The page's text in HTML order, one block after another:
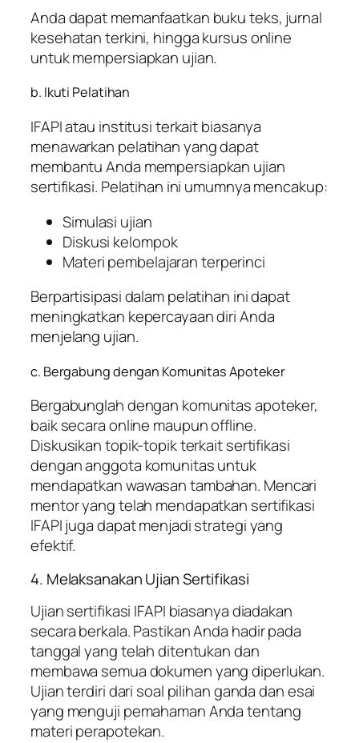
Anda dapat memanfaatkan buku teks, jurnal
kesehatan terkini, hingga kursus online
untuk mempersiapkan ujian.
b. Ikuti Pelatihan
IFAPI atau institusi terkait biasanya
menawarkan pelatihan yang dapat
membantu Anda mempersiapkan ujian
sertifikasi. Pelatihan ini umumnya mencakup:
Simulasi ujian
Diskusi kelompok
Materi pembelajaran terperinci
Berpartisipasi dalam pelatihan ini dapat
meningkatkan kepercayaan diri Anda
menjelang ujian.
c. Bergabung dengan Komunitas Apoteker
Bergabunglah dengan komunitas apoteker,
baik secara online maupun offline.
Diskusikan topik-topik terkait sertifikasi
dengan anggota komunitas untuk
mendapatkan wawasan tambahan. Mencari
mentor yang telah mendapatkan sertifikasi
IFAPI juga dapat menjadi strategi yang
efektif.
4. Melaksanakan Ujian Sertifikasi
Ujian sertifikasi IFAPI biasanya diadakan
secara berkala. Pastikan Anda hadir pada
tanggal yang telah ditentukan dan
membawa semua dokumen yang diperlukan.
Ujian terdiri dari soal pilihan ganda dan esai
yang menguji pemahaman Anda tentang
materi perapotekan.